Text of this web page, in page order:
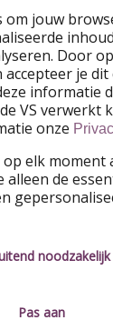
Juridisch
Colofon
om jouw
Door
je dit
informatie
VS verwerkt
onze
elk moment
de
noodzakelijk
Pas aan